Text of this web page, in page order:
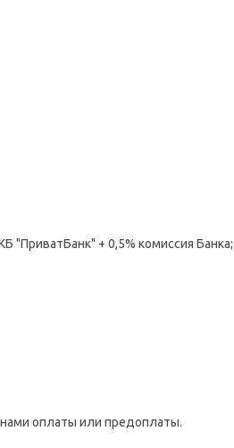
"ПриватБанк" + 0,5% комиссия Банка;
оплаты или предоплаты.